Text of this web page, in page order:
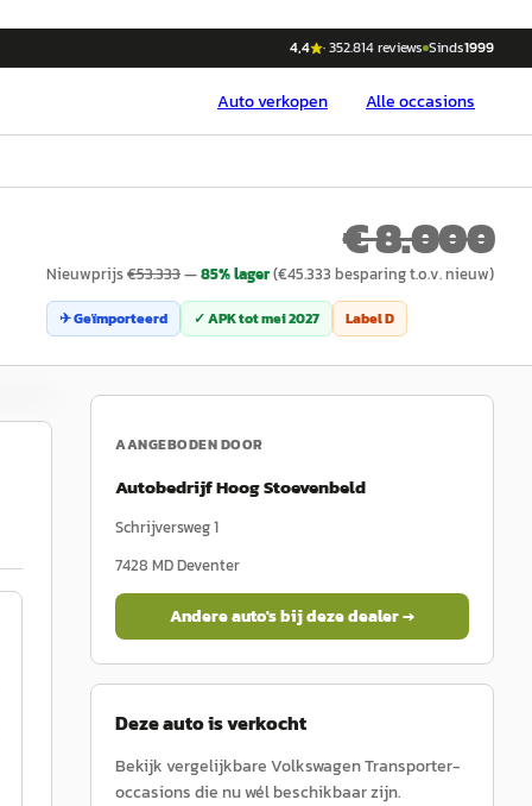
4,4 ·352.814reviews Sinds1999
Autoverkopen Alle occasions
€ 8.000
Nieuwprijs€53.333—85% lager(€45.333 besparing t.o.v. nieuw)
✈ Geïmporteerd ✓ APK totmei 2027 LabelD
AANGEBODEN DOOR
Autobedrijf Hoog Stoevenbeld
Schrijversweg 1
7428 MDDeventer
Andere auto's bij deze dealer →
Deze auto is verkocht
Bekijk vergelijkbareVolkswagenTransporter-
occasions die nu wél beschikbaar zijn.